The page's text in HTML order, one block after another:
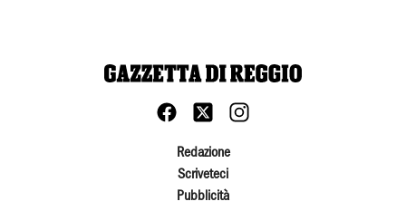
Redazione
Scriveteci
Pubblicità